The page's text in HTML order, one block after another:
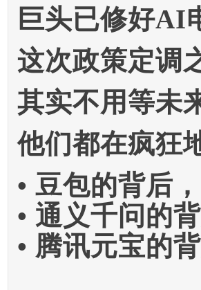
巨头已修好AI
这次政策定调
其实不用等未
他们都在疯狂
• 豆包的背后
• 通义千问的
• 腾讯元宝的